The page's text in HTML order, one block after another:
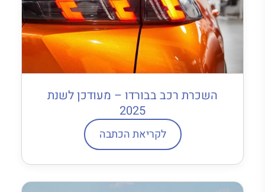
השכרת רכב בבורדו – מעודכן לשנת
2025
לקריאת הכתבה